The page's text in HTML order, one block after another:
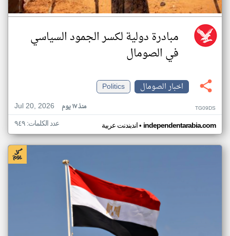
مبادرة دولية لكسر الجمود السياسي
في الصومال
اخبار الصومال
Politics
Jul 20, 2026
منذ ١٧ يوم TG09DS
اندبندنت عربية• independentarabia.com عدد الكلمات: ٩٤٩